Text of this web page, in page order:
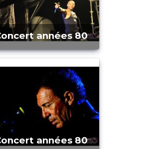
Concert années 80
Concert années 80